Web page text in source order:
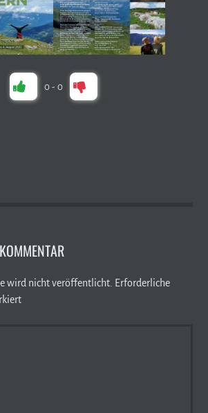
0 - 0
wird nicht veröffentlicht. Erforderliche